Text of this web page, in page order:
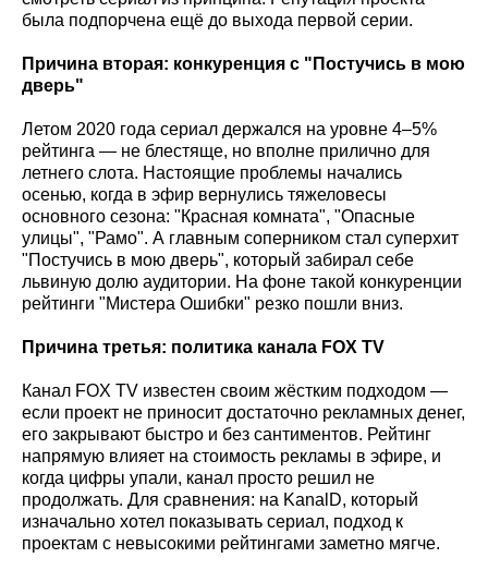
была подпорчена ещё до выхода первой серии.
Причина вторая: конкуренция с "Постучись в мою
дверь"
Летом 2020 года сериал держался на уровне 4–5%
рейтинга — не блестяще, но вполне прилично для
летнего слота. Настоящие проблемы начались
осенью, когда в эфир вернулись тяжеловесы
основного сезона: "Красная комната", "Опасные
улицы", "Рамо". А главным соперником стал суперхит
"Постучись в мою дверь", который забирал себе
львиную долю аудитории. На фоне такой конкуренции
рейтинги "Мистера Ошибки" резко пошли вниз.
Причина третья: политика канала FOX TV
Канал FOX TV известен своим жёстким подходом —
если проект не приносит достаточно рекламных денег,
его закрывают быстро и без сантиментов. Рейтинг
напрямую влияет на стоимость рекламы в эфире, и
когда цифры упали, канал просто решил не
продолжать. Для сравнения: на KanalD, который
изначально хотел показывать сериал, подход к
проектам с невысокими рейтингами заметно мягче.